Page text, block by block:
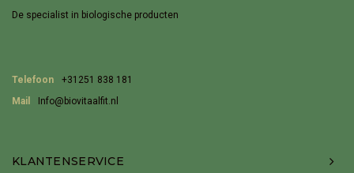
De specialist in biologische producten
Telefoon
+31251 838 181
Mail
Info@biovitaalfit.nl
KLANTENSERVICE